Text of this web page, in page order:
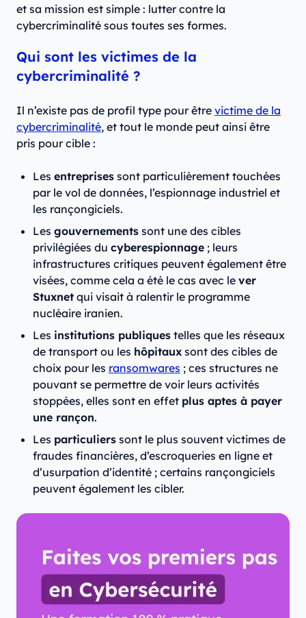
et sa mission est simple : lutter contre la
cybercriminalité sous toutes ses formes.
Qui sont les victimes de la
cybercriminalité ?
Il n’existe pas de profil type pour être victime de la
cybercriminalité, et tout le monde peut ainsi être
pris pour cible :
Les entreprises sont particulièrement touchées
par le vol de données, l’espionnage industriel et
les rançongiciels.
Les gouvernements sont une des cibles
privilégiées du cyberespionnage ; leurs
infrastructures critiques peuvent également être
visées, comme cela a été le cas avec le ver
Stuxnet qui visait à ralentir le programme
nucléaire iranien.
Les institutions publiques telles que les réseaux
de transport ou les hôpitaux sont des cibles de
choix pour les ransomwares ; ces structures ne
pouvant se permettre de voir leurs activités
stoppées, elles sont en effet plus aptes à payer
une rançon.
Les particuliers sont le plus souvent victimes de
fraudes financières, d’escroqueries en ligne et
d’usurpation d’identité ; certains rançongiciels
peuvent également les cibler.